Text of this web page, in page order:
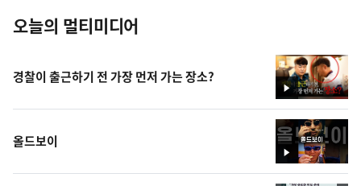
오늘의 멀티미디어
영
상
경찰이 출근하기 전 가장 먼저 가는 장소?
영
상
올드보이